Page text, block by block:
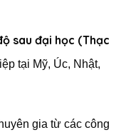
sau đại học (Thạc
tại Mỹ, Úc, Nhật,
gia từ các công